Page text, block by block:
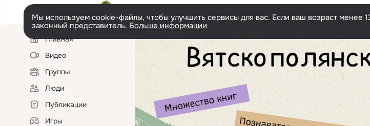
Мы используем cookie-файлы, чтобы улучшить сервисы для вас. Если ваш возраст менее
законный представитель. Больше информации
Левая
колонкаГлавная
Видео
Группы
Люди
Публикации
Игры